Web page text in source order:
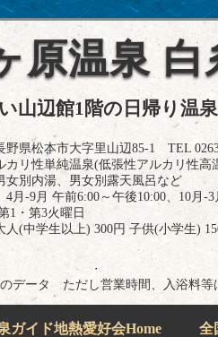
原温泉 白
山辺館1階の日帰り温泉
県松本市大字里山辺85-1 TEL
リ性単純温泉(低張性アルカリ性
別内湯、男女別露天風呂など
月-9月 午前6:00～午後10:00、10月-3
・第3火曜日
(中学生以上) 300円 子供(小学生)
のデータ ただし営業時間、入浴料等
ガイド地熱愛好会Home 全